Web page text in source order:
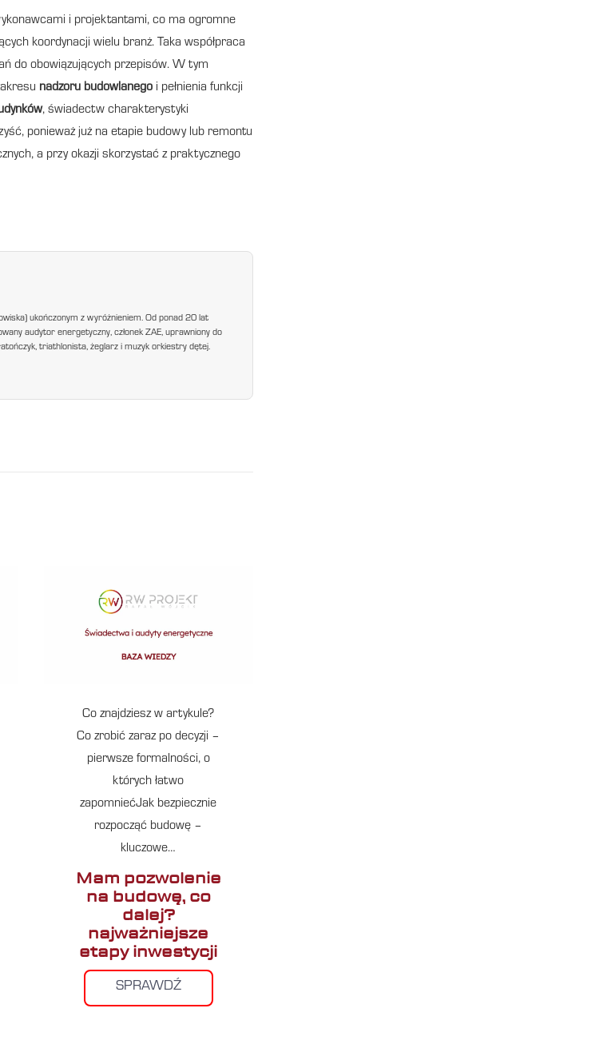
i projektantami, co ma ogromne
koordynacji wielu branż. Taka współpraca
do obowiązujących przepisów. W tym
nadzoru budowlanego i pełnienia funkcji
, świadectw charakterystyki
ponieważ już na etapie budowy lub remontu
a przy okazji skorzystać z praktycznego
ukończonym z wyróżnieniem. Od ponad 20 lat
audytor energetyczny, członek ZAE, uprawniony do
triathlonista, żeglarz i muzyk orkiestry dętej.
Co znajdziesz w artykule?
Co zrobić zaraz po decyzji –
pierwsze formalności, o
których łatwo
zapomniećJak bezpiecznie
rozpocząć budowę –
kluczowe…
Mam pozwolenie
na budowę, co
dalej?
najważniejsze
etapy inwestycji
SPRAWDŹ